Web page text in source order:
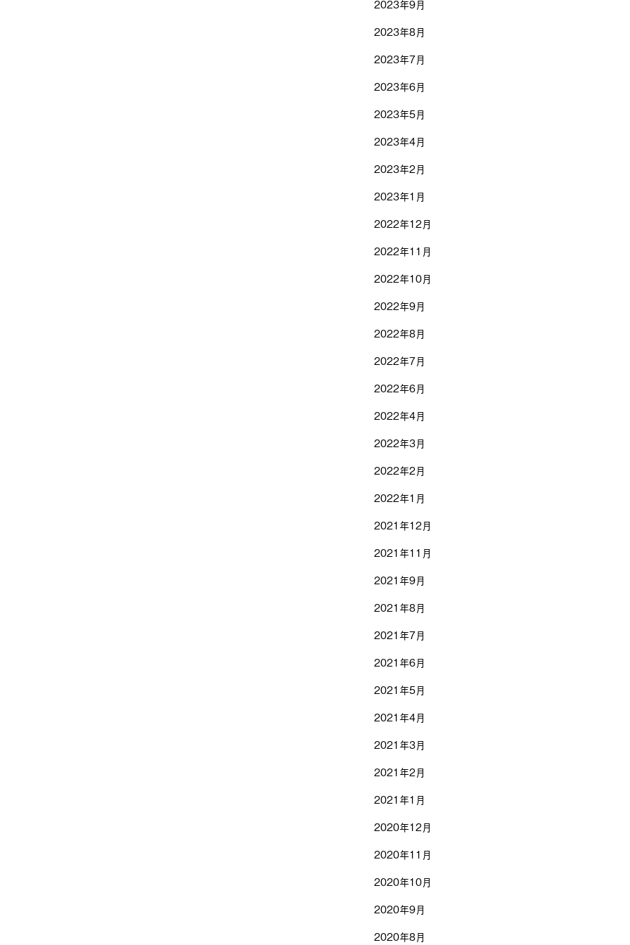
2023年9月
2023年8月
2023年7月
2023年6月
2023年5月
2023年4月
2023年2月
2023年1月
2022年12月
2022年11月
2022年10月
2022年9月
2022年8月
2022年7月
2022年6月
2022年4月
2022年3月
2022年2月
2022年1月
2021年12月
2021年11月
2021年9月
2021年8月
2021年7月
2021年6月
2021年5月
2021年4月
2021年3月
2021年2月
2021年1月
2020年12月
2020年11月
2020年10月
2020年9月
2020年8月